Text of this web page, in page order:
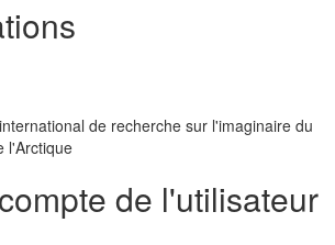
de recherche sur l'imaginaire du
l'Arctique
de l'utilisateur